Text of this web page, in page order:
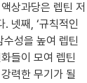
상과당은 렙틴 저
넷째, ‘규칙적인
성을 높여 렙틴
들이 모여 렙틴
력한 무기가 될